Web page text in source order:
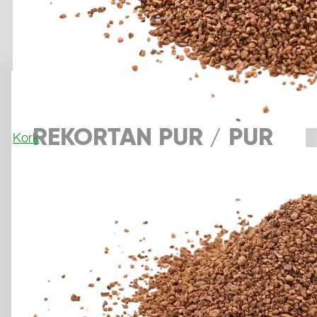
Weitere Informationen finden Sie in unseren
Datenschutzhinweisen
.
KorkREKORTAN PUR / PUR
HÖCHSTLEISTUNGEN
Muster anfordern